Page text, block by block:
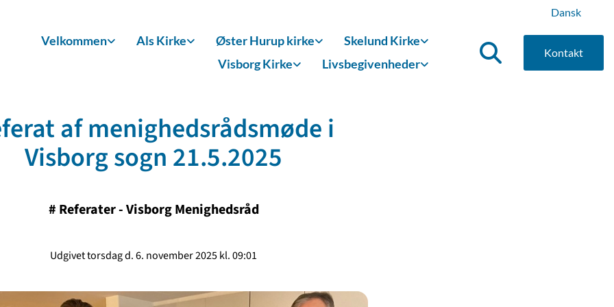
Dansk
Velkommen Als Kirke Øster Hurup kirke
Skelund Kirke
Visborg Kirke
Livsbegivenheder
Kontakt
af menighedsrådsmøde i
Visborg sogn 21.5.2025
# Referater - Visborg Menighedsråd
Udgivet torsdag d. 6. november 2025 kl. 09:01